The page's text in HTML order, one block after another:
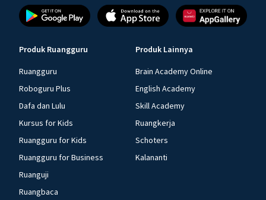
Produk Ruangguru
Ruangguru
Roboguru Plus
Dafa dan Lulu
Kursus for Kids
Ruangguru for Kids
Ruangguru for Business
Ruanguji
Ruangbaca
Produk Lainnya
Brain Academy Online
English Academy
Skill Academy
Ruangkerja
Schoters
Kalananti